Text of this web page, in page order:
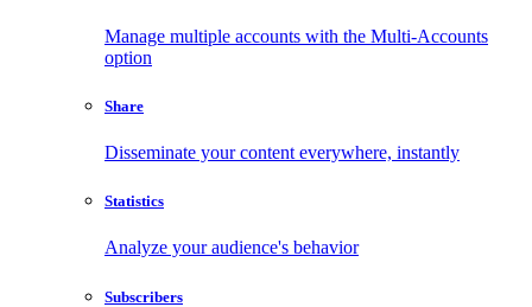
Manage multiple accounts with the Multi-Accounts
option
Share
Disseminate your content everywhere, instantly
Statistics
Analyze your audience's behavior
Subscribers